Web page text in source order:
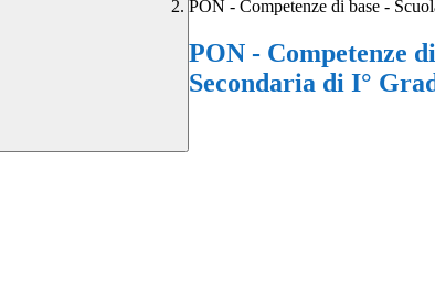
PON - Competenze di base -
PON - Competenze
Secondaria di I°